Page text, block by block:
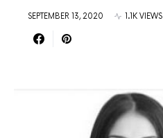
SEPTEMBER 13, 2020 1.1K VIEWS